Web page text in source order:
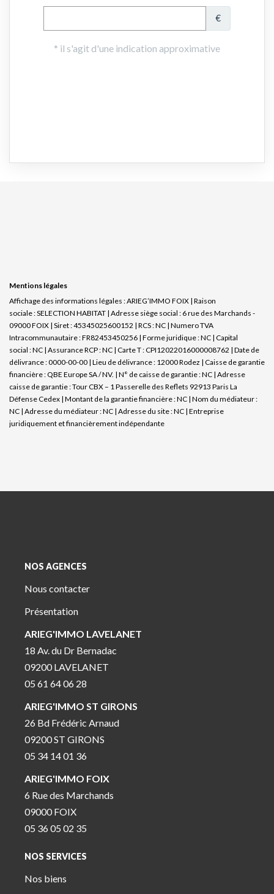
Mentions légales
Affichage des informations légales : ARIEG’IMMO FOIX | Raison
sociale : SELECTION HABITAT | Adresse siège social : 6 rue des Marchands -
09000 FOIX | Siret : 45345025600152 | RCS : NC | Numero TVA
Intracommunautaire : FR82453450256 | Forme juridique : NC | Capital
social : NC | Assurance RCP : NC | Carte T : CPI12022016000008762 | Date de
délivrance : 0000-00-00 | Lieu de délivrance : 12000 Rodez | Caisse de garantie
financière : QBE Europe SA / NV. | N° de caisse de garantie : NC | Adresse
caisse de garantie : Tour CBX – 1 Passerelle des Reflets 92913 Paris La
Défense Cedex | Montant de la garantie financière : NC | Nom du médiateur :
NC | Adresse du médiateur : NC | Adresse du site : NC | Entreprise
juridiquement et financièrement indépendante
NOS AGENCES
Nous contacter
Présentation
ARIEG'IMMO LAVELANET
18 Av. du Dr Bernadac
09200 LAVELANET
05 61 64 06 28
ARIEG'IMMO ST GIRONS
26 Bd Frédéric Arnaud
09200 ST GIRONS
05 34 14 01 36
ARIEG'IMMO FOIX
6 Rue des Marchands
09000 FOIX
05 36 05 02 35
NOS SERVICES
Nos biens